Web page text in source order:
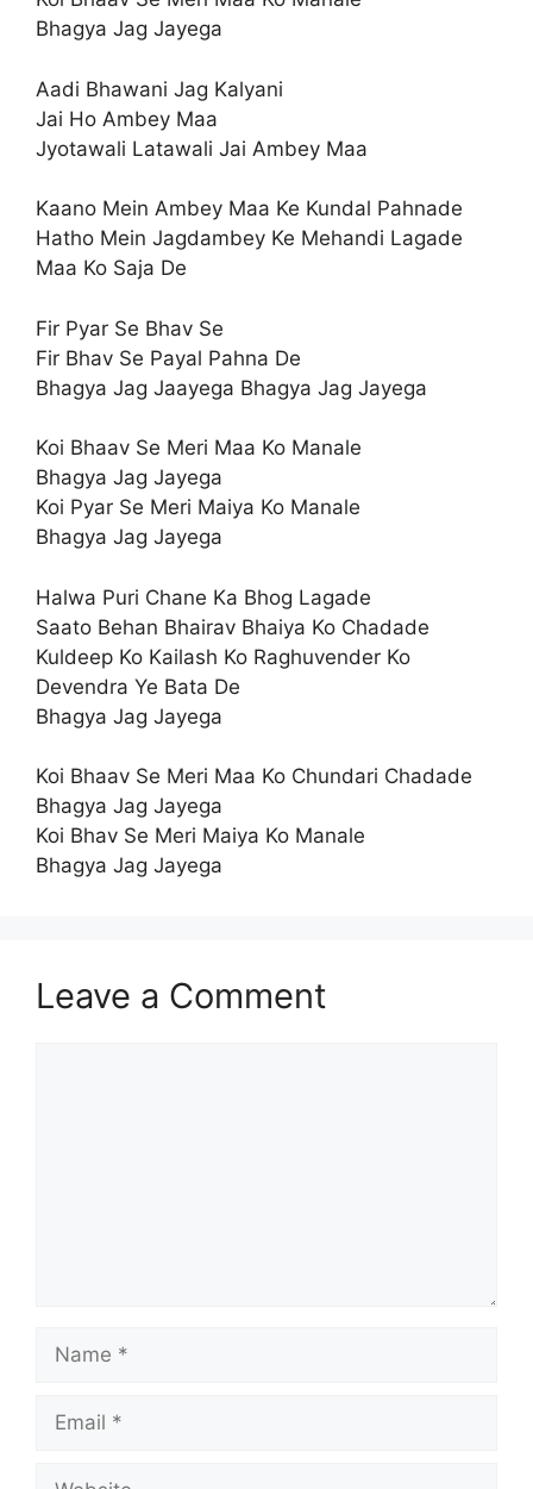
Bhagya Jag Jayega
Aadi Bhawani Jag Kalyani
Jai Ho Ambey Maa
Jyotawali Latawali Jai Ambey Maa
Kaano Mein Ambey Maa Ke Kundal Pahnade
Hatho Mein Jagdambey Ke Mehandi Lagade
Maa Ko Saja De
Fir Pyar Se Bhav Se
Fir Bhav Se Payal Pahna De
Bhagya Jag Jaayega Bhagya Jag Jayega
Koi Bhaav Se Meri Maa Ko Manale
Bhagya Jag Jayega
Koi Pyar Se Meri Maiya Ko Manale
Bhagya Jag Jayega
Halwa Puri Chane Ka Bhog Lagade
Saato Behan Bhairav Bhaiya Ko Chadade
Kuldeep Ko Kailash Ko Raghuvender Ko
Devendra Ye Bata De
Bhagya Jag Jayega
Koi Bhaav Se Meri Maa Ko Chundari Chadade
Bhagya Jag Jayega
Koi Bhav Se Meri Maiya Ko Manale
Bhagya Jag Jayega
Leave a Comment
Name
Email
Website